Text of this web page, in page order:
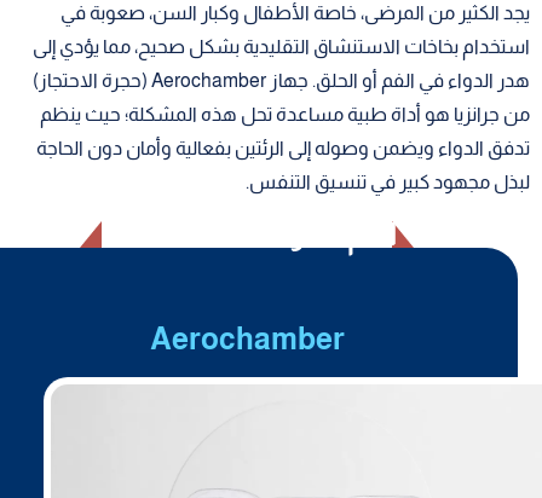
يجد الكثير من المرضى، خاصة الأطفال وكبار السن، صعوبة في
استخدام بخاخات الاستنشاق التقليدية بشكل صحيح، مما يؤدي إلى
هدر الدواء في الفم أو الحلق. جهاز Aerochamber (حجرة الاحتجاز)
من جرانزيا هو أداة طبية مساعدة تحل هذه المشكلة؛ حيث ينظم
تدفق الدواء ويضمن وصوله إلى الرئتين بفعالية وأمان دون الحاجة
لبذل مجهود كبير في تنسيق التنفس.
أهم المواصفات
Aerochamber